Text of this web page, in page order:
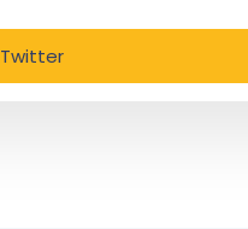
Twitter